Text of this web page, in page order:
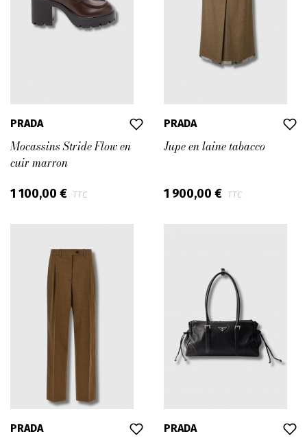
PRADA
Mocassins Stride Flow en
cuir marron
1 100,00 € TTC
PRADA
Jupe en laine tabacco
1 900,00 € TTC
PRADA PRADA